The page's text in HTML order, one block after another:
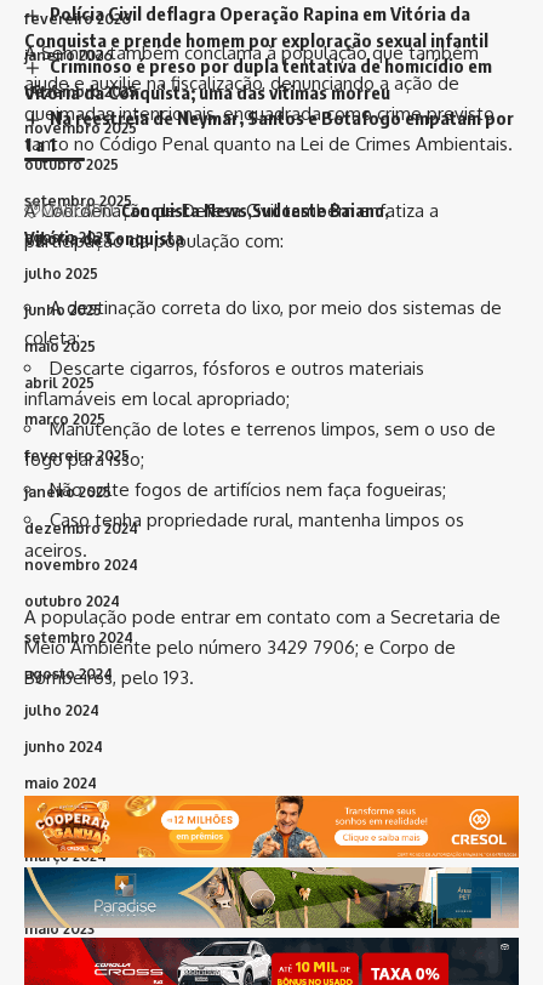
A Semma também conclama à população que também
ajude e auxilie na fiscalização, denunciando a ação de
queimadas intencionais, enquadrada como crime previsto
tanto no Código Penal quanto na Lei de Crimes Ambientais.
A Coordenação de Defesa Civil também enfatiza a
participação da população com:
A destinação correta do lixo, por meio dos sistemas de
coleta;
Descarte cigarros, fósforos e outros materiais
inflamáveis em local apropriado;
Manutenção de lotes e terrenos limpos, sem o uso de
fogo para isso;
Não solte fogos de artifícios nem faça fogueiras;
Caso tenha propriedade rural, mantenha limpos os
aceiros.
A população pode entrar em contato com a Secretaria de
Meio Ambiente pelo número 3429 7906; e Corpo de
Bombeiros, pelo 193.
Polícia Civil deflagra Operação Rapina em Vitória da
Conquista e prende homem por exploração sexual infantil
Criminoso é preso por dupla tentativa de homicídio em
Vitória da Conquista; uma das vítimas morreu
Na reestreia de Neymar, Santos e Botafogo empatam por
1 a 1
MARCADO:Conquista News Sudoeste Baiano
Vitória da Conquista
fevereiro 2026
janeiro 2026
dezembro 2025
novembro 2025
outubro 2025
setembro 2025
agosto 2025
julho 2025
junho 2025
maio 2025
abril 2025
março 2025
fevereiro 2025
janeiro 2025
dezembro 2024
novembro 2024
outubro 2024
setembro 2024
agosto 2024
julho 2024
junho 2024
maio 2024
abril 2024
março 2024
fevereiro 2024
maio 2023
março 2023